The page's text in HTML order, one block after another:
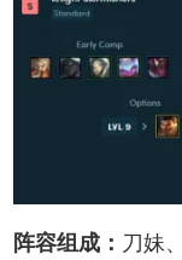
阵容组成： 刀妹